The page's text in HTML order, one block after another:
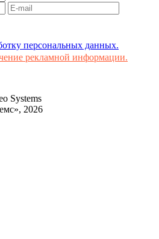
персональных данных.
рекламной информации.
Systems
2026